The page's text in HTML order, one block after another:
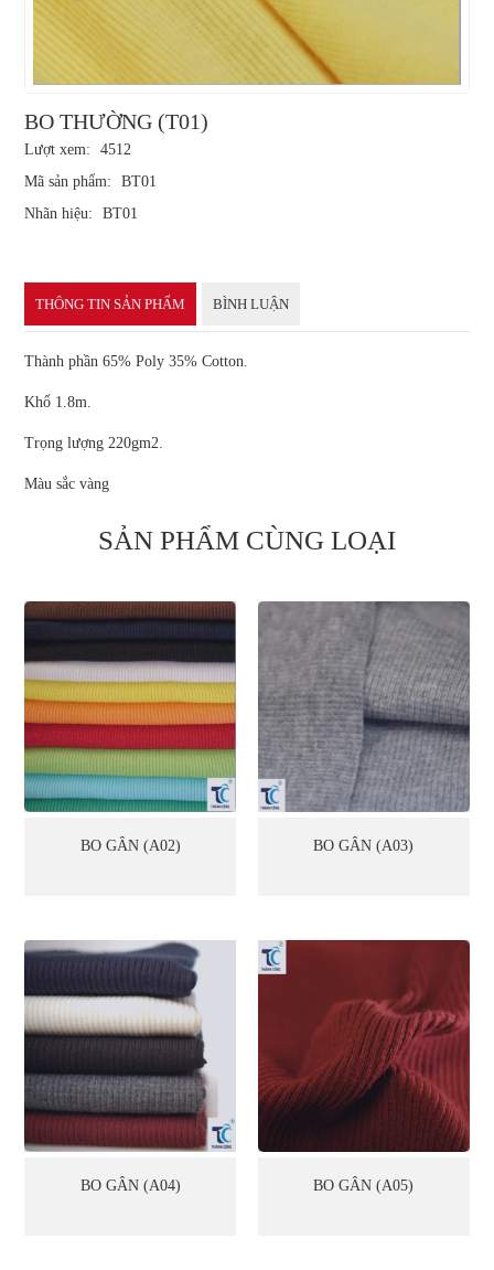
BO THƯỜNG (T01)
Lượt xem:
4512
Mã sản phẩm:
BT01
Nhãn hiệu:
BT01
THÔNG TIN SẢN PHẨM BÌNH LUẬN
Thành phần 65% Poly 35% Cotton.
Khổ 1.8m.
Trọng lượng 220gm2.
Màu sắc vàng
SẢN PHẨM CÙNG LOẠI
BO GÂN (A02) BO GÂN (A03)
BO GÂN (A04) BO GÂN (A05)